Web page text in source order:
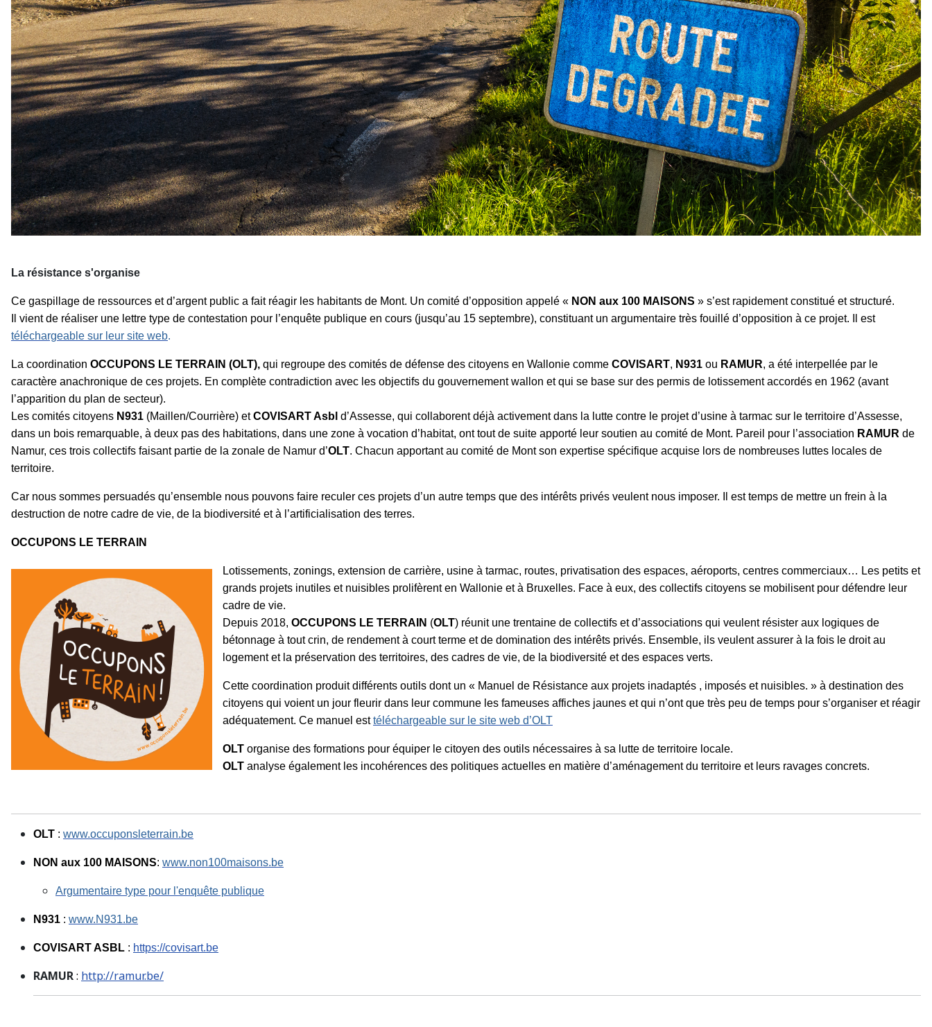
La résistance s'organise
Ce gaspillage de ressources et d’argent public a fait réagir les habitants de Mont. Un comité d’opposition appelé « NON aux 100 MAISONS » s’est rapidement constitué et structuré.
Il vient de réaliser une lettre type de contestation pour l’enquête publique en cours (jusqu’au 15 septembre), constituant un argumentaire très fouillé d’opposition à ce projet. Il est
téléchargeable sur leur site web.
La coordination OCCUPONS LE TERRAIN (OLT), qui regroupe des comités de défense des citoyens en Wallonie comme COVISART, N931 ou RAMUR, a été interpellée par le
caractère anachronique de ces projets. En complète contradiction avec les objectifs du gouvernement wallon et qui se base sur des permis de lotissement accordés en 1962 (avant
l’apparition du plan de secteur).
Les comités citoyens N931 (Maillen/Courrière) etCOVISART Asbl d’Assesse, qui collaborent déjà activement dans la lutte contre le projet d’usine à tarmac sur le territoire d’Assesse,
dans un bois remarquable, à deux pas des habitations, dans une zone à vocation d’habitat, ont tout de suite apporté leur soutien au comité de Mont. Pareil pour l’association RAMUR de
Namur, ces trois collectifs faisant partie de la zonale de Namur d’OLT. Chacun apportant au comité de Mont son expertise spécifique acquise lors de nombreuses luttes locales de
territoire.
Car nous sommes persuadés qu’ensemble nous pouvons faire reculer ces projets d’un autre temps que des intérêts privés veulent nous imposer. Il est temps de mettre un frein à la
destruction de notre cadre de vie, de la biodiversité et à l’artificialisation des terres.
OCCUPONS LE TERRAIN
Lotissements, zonings, extension de carrière, usine à tarmac, routes, privatisation des espaces, aéroports, centres commerciaux… Les petits et
grands projets inutiles et nuisibles prolifèrent en Wallonie et à Bruxelles. Face à eux, des collectifs citoyens se mobilisent pour défendre leur
cadre de vie.
Depuis 2018, OCCUPONS LE TERRAIN (OLT) réunit une trentaine de collectifs et d’associations qui veulent résister aux logiques de
bétonnage à tout crin, de rendement à court terme et de domination des intérêts privés. Ensemble, ils veulent assurer à la fois le droit au
logement et la préservation des territoires, des cadres de vie, de la biodiversité et des espaces verts.
Cette coordination produit différents outils dont un « Manuel de Résistance aux projets inadaptés , imposés et nuisibles. » à destination des
citoyens qui voient un jour fleurir dans leur commune les fameuses affiches jaunes et qui n’ont que très peu de temps pour s’organiser et réagir
adéquatement. Ce manuel esttéléchargeable sur le site web d’OLT
OLT organise des formations pour équiper le citoyen des outils nécessaires à sa lutte de territoire locale.
OLT analyse également les incohérences des politiques actuelles en matière d’aménagement du territoire et leurs ravages concrets.
OLT : www.occuponsleterrain.be
NON aux 100 MAISONS: www.non100maisons.be
Argumentaire type pour l'enquête publique
N931 : www.N931.be
COVISART ASBL : https://covisart.be
RAMUR: http://ramur.be/